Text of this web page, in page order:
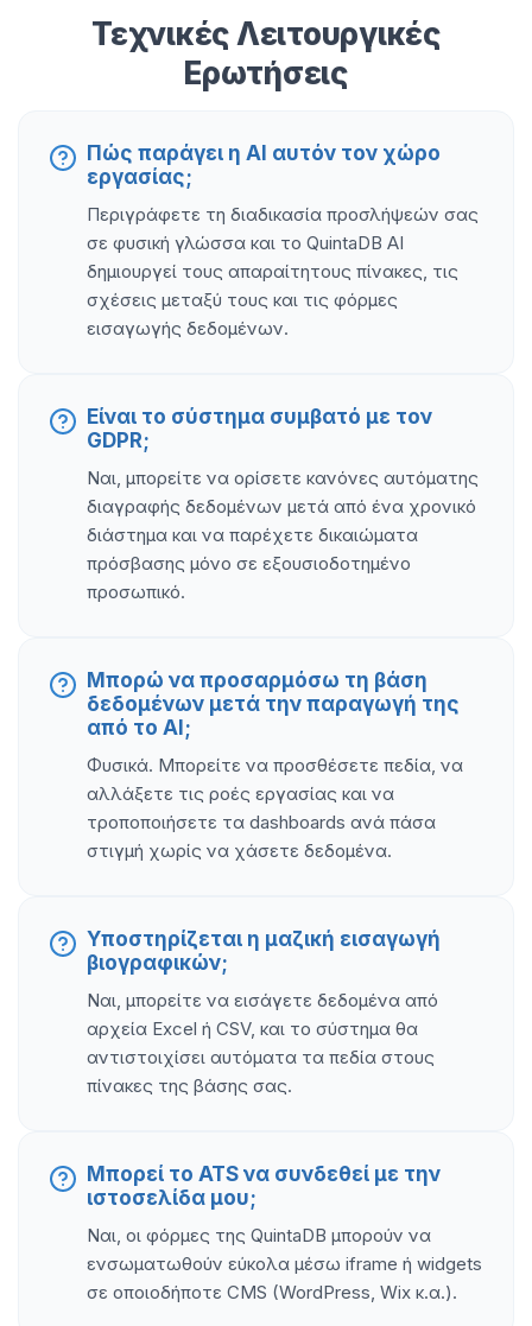
Τεχνικές Λειτουργικές
Ερωτήσεις
Πώς παράγει η AI αυτόν τον χώρο
εργασίας;
Περιγράφετε τη διαδικασία προσλήψεών σας
σε φυσική γλώσσα και το QuintaDB AI
δημιουργεί τους απαραίτητους πίνακες, τις
σχέσεις μεταξύ τους και τις φόρμες
εισαγωγής δεδομένων.
Είναι το σύστημα συμβατό με τον
GDPR;
Ναι, μπορείτε να ορίσετε κανόνες αυτόματης
διαγραφής δεδομένων μετά από ένα χρονικό
διάστημα και να παρέχετε δικαιώματα
πρόσβασης μόνο σε εξουσιοδοτημένο
προσωπικό.
Μπορώ να προσαρμόσω τη βάση
δεδομένων μετά την παραγωγή της
από το AI;
Φυσικά. Μπορείτε να προσθέσετε πεδία, να
αλλάξετε τις ροές εργασίας και να
τροποποιήσετε τα dashboards ανά πάσα
στιγμή χωρίς να χάσετε δεδομένα.
Υποστηρίζεται η μαζική εισαγωγή
βιογραφικών;
Ναι, μπορείτε να εισάγετε δεδομένα από
αρχεία Excel ή CSV, και το σύστημα θα
αντιστοιχίσει αυτόματα τα πεδία στους
πίνακες της βάσης σας.
Μπορεί το ATS να συνδεθεί με την
ιστοσελίδα μου;
Ναι, οι φόρμες της QuintaDB μπορούν να
ενσωματωθούν εύκολα μέσω iframe ή widgets
σε οποιοδήποτε CMS (WordPress, Wix κ.α.).